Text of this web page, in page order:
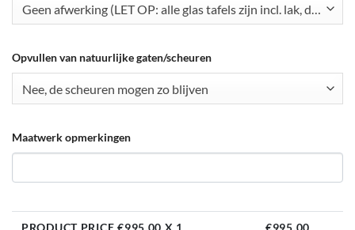
Geen afwerking (LET OP: alle glas tafels zijn incl. lak, dus deze selecteren)
Opvullen van natuurlijke gaten/scheuren
Nee, de scheuren mogen zo blijven
Maatwerk opmerkingen